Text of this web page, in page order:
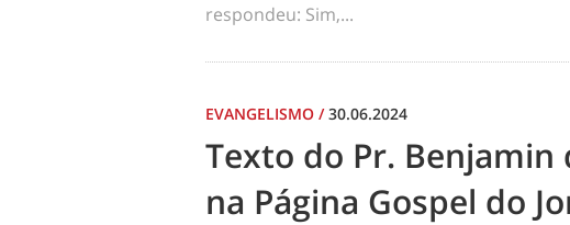
respondeu: Sim,...
EVANGELISMO /30.06.2024
Texto do Pr. Benjamin
na Página Gospel do